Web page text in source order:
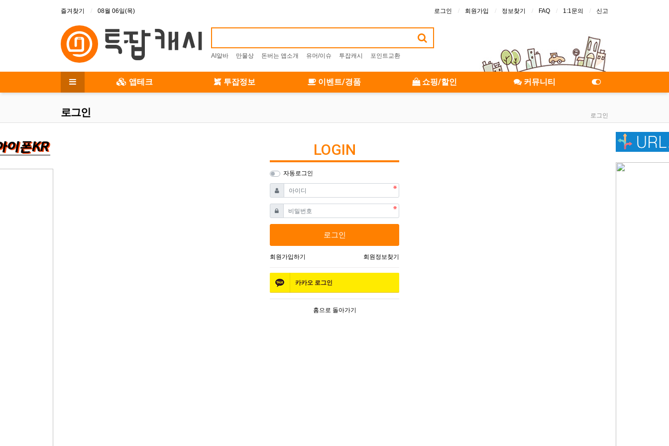
즐겨찾기 08월 06일(목) 로그인 회원가입 정보찾기 FAQ 1:1문의 신고
AI알바 만물상 돈버는 앱소개 유머/이슈 투잡캐시 포인트교환
앱테크 투잡정보 이벤트/경품 쇼핑/할인 커뮤니티
로그인
로그인
LOGIN
자동로그인
아이디 필수
비밀번호필수
로그인
회원가입하기 회원정보찾기
카카오 로그인
홈으로 돌아가기